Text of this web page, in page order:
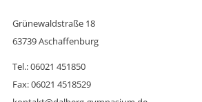
Grünewaldstraße 18
63739 Aschaffenburg
Tel.: 06021 451850
Fax: 06021 4518529